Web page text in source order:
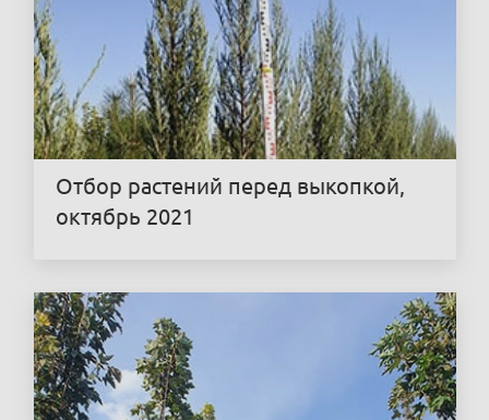
Отбор растений перед выкопкой,
октябрь 2021